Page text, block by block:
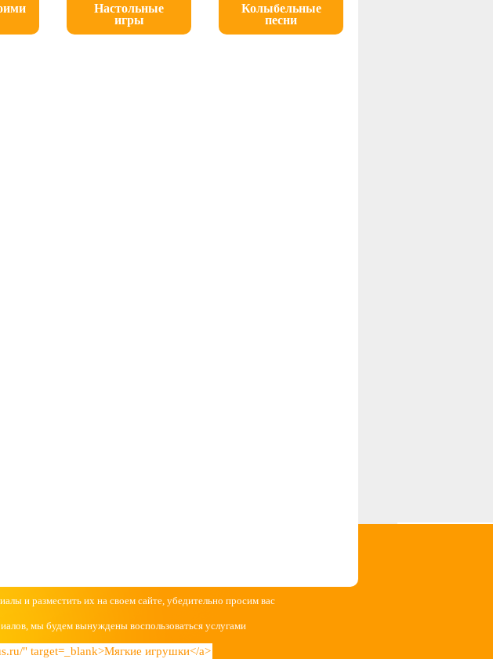
Настольные
игры
Колыбельные
песни
и разместить их на своем сайте, убедительно просим вас
мы будем вынуждены воспользоваться услугами
" target=_blank>Мягкие игрушки</a>